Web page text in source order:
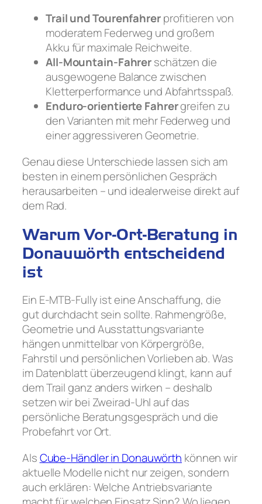
Trail und Tourenfahrerprofitieren von
moderatem Federweg und großem
Akku für maximale Reichweite.
All-Mountain-Fahrerschätzen die
ausgewogene Balance zwischen
Kletterperformance und Abfahrtsspaß.
Enduro-orientierte Fahrergreifen zu
den Varianten mit mehr Federweg und
einer aggressiveren Geometrie.
Genau diese Unterschiede lassen sich am
besten in einem persönlichen Gespräch
herausarbeiten – und idealerweise direkt auf
dem Rad.
Warum Vor-Ort-Beratung in
Donauwörth entscheidend
ist
Ein E-MTB-Fully ist eine Anschaffung, die
gut durchdacht sein sollte. Rahmengröße,
Geometrie und Ausstattungsvariante
hängen unmittelbar von Körpergröße,
Fahrstil und persönlichen Vorlieben ab. Was
im Datenblatt überzeugend klingt, kann auf
dem Trail ganz anders wirken – deshalb
setzen wir bei Zweirad-Uhl auf das
persönliche Beratungsgespräch und die
Probefahrt vor Ort.
AlsCube-Händler in Donauwörth können wir
aktuelle Modelle nicht nur zeigen, sondern
auch erklären: Welche Antriebsvariante